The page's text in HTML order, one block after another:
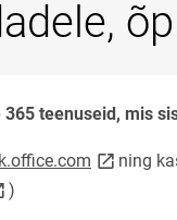
teenuseid, mis
link opens
ning
opens on new page
)